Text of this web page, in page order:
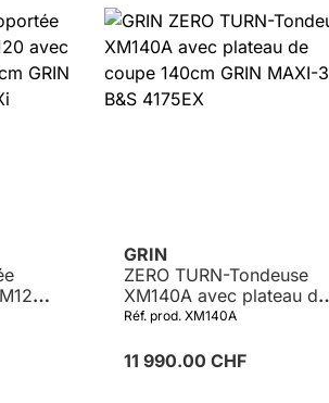
GRIN
ZERO TURN-Tondeuse
XM140A avec plateau de
coupe 140cm GRIN
Réf. prod. XM140A
11 990.00 CHF